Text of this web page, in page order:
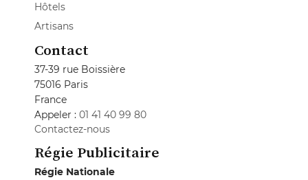
Hôtels
Artisans
Contact
37-39 rue Boissière
75016 Paris
France
Appeler : 01 41 40 99 80
Contactez-nous
Régie Publicitaire
Régie Nationale